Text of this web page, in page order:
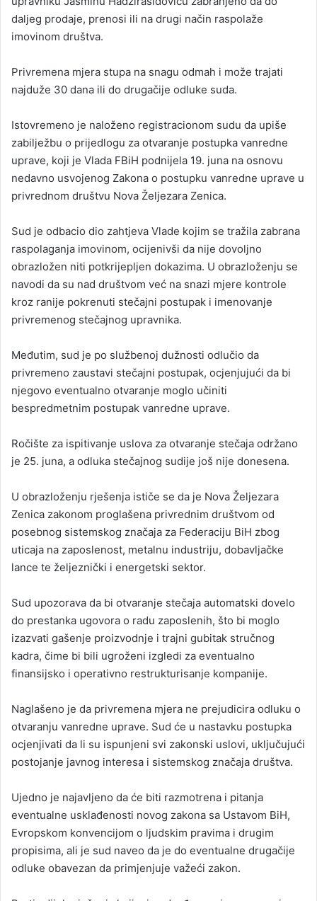
daljeg prodaje, prenosi ili na drugi način raspolaže
imovinom društva.
Privremena mjera stupa na snagu odmah i može trajati
najduže 30 dana ili do drugačije odluke suda.
Istovremeno je naloženo registracionom sudu da upiše
zabilježbu o prijedlogu za otvaranje postupka vanredne
uprave, koji je Vlada FBiH podnijela 19. juna na osnovu
nedavno usvojenog Zakona o postupku vanredne uprave u
privrednom društvu Nova Željezara Zenica.
Sud je odbacio dio zahtjeva Vlade kojim se tražila zabrana
raspolaganja imovinom, ocijenivši da nije dovoljno
obrazložen niti potkrijepljen dokazima. U obrazloženju se
navodi da su nad društvom već na snazi mjere kontrole
kroz ranije pokrenuti stečajni postupak i imenovanje
privremenog stečajnog upravnika.
Međutim, sud je po službenoj dužnosti odlučio da
privremeno zaustavi stečajni postupak, ocjenjujući da bi
njegovo eventualno otvaranje moglo učiniti
bespredmetnim postupak vanredne uprave.
Ročište za ispitivanje uslova za otvaranje stečaja održano
je 25. juna, a odluka stečajnog sudije još nije donesena.
U obrazloženju rješenja ističe se da je Nova Željezara
Zenica zakonom proglašena privrednim društvom od
posebnog sistemskog značaja za Federaciju BiH zbog
uticaja na zaposlenost, metalnu industriju, dobavljačke
lance te željeznički i energetski sektor.
Sud upozorava da bi otvaranje stečaja automatski dovelo
do prestanka ugovora o radu zaposlenih, što bi moglo
izazvati gašenje proizvodnje i trajni gubitak stručnog
kadra, čime bi bili ugroženi izgledi za eventualno
finansijsko i operativno restrukturisanje kompanije.
Naglašeno je da privremena mjera ne prejudicira odluku o
otvaranju vanredne uprave. Sud će u nastavku postupka
ocjenjivati da li su ispunjeni svi zakonski uslovi, uključujući
postojanje javnog interesa i sistemskog značaja društva.
Ujedno je najavljeno da će biti razmotrena i pitanja
eventualne usklađenosti novog zakona sa Ustavom BiH,
Evropskom konvencijom o ljudskim pravima i drugim
propisima, ali je sud naveo da je do eventualne drugačije
odluke obavezan da primjenjuje važeći zakon.